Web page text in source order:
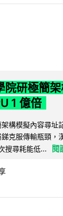
院研極簡
1 億倍
構模擬內容尋址
克服傳輸瓶頸，
搜尋耗能低...
閱